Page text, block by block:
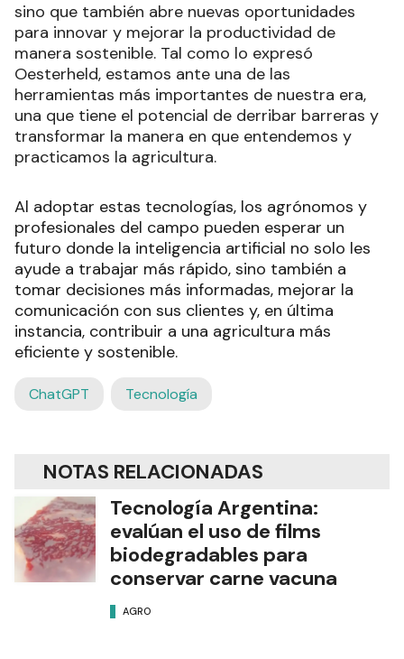
sino que también abre nuevas oportunidades
para innovar y mejorar la productividad de
manera sostenible. Tal como lo expresó
Oesterheld, estamos ante una de las
herramientas más importantes de nuestra era,
una que tiene el potencial de derribar barreras y
transformar la manera en que entendemos y
practicamos la agricultura.
Al adoptar estas tecnologías, los agrónomos y
profesionales del campo pueden esperar un
futuro donde la inteligencia artificial no solo les
ayude a trabajar más rápido, sino también a
tomar decisiones más informadas, mejorar la
comunicación con sus clientes y, en última
instancia, contribuir a una agricultura más
eficiente y sostenible.
ChatGPT Tecnología
NOTAS RELACIONADAS
Tecnología Argentina:
evalúan el uso de films
biodegradables para
conservar carne vacuna
AGRO